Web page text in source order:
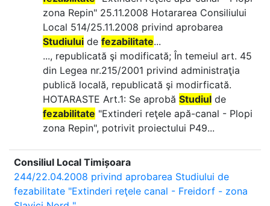
zona Repin" 25.11.2008 Hotararea Consiliului
Local 514/25.11.2008 privind aprobarea
Studiului de fezabilitate...
..., republicată şi modificată; În temeiul art. 45
din Legea nr.215/2001 privind administraţia
publică locală, republicată şi modirficată.
HOTARASTE Art.1: Se aprobă Studiul de
fezabilitate "Extinderi reţele apă-canal - Plopi
zona Repin", potrivit proiectului P49...
Consiliul Local Timișoara
244/22.04.2008 privind aprobarea Studiului de
fezabilitate "Extinderi reţele canal - Freidorf - zona